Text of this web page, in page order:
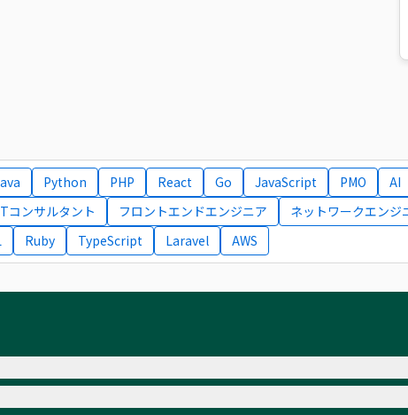
Python PHP React Go JavaScript PMO AI
コンサルタント フロントエンドエンジニア ネットワークエンジ
Ruby TypeScript Laravel AWS